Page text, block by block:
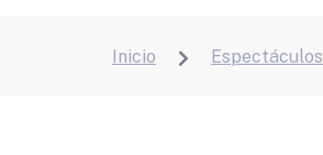
Inicio  Espectáculos